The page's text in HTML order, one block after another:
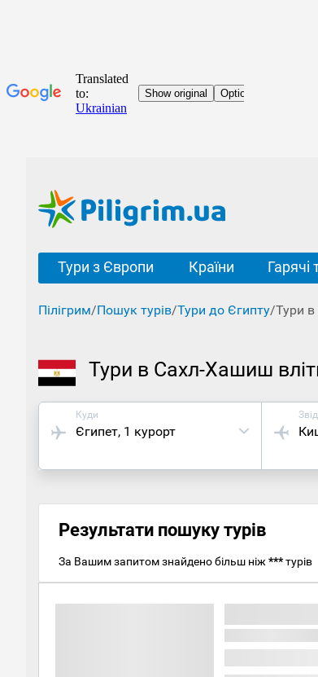
Тури з Європи Країни Гарячі
Пілігрим/Пошук турів/Тури до Єгипту/Тури
Тури в Сахл-Хашиш
Куди
Єгипет, 1 курорт
Результати пошуку турів
За Вашим запитом знайдено більш ніж ***турів